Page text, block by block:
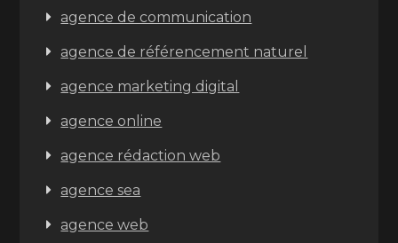
agence de communication
agence de référencement naturel
agence marketing digital
agence online
agence rédaction web
agence sea
agence web